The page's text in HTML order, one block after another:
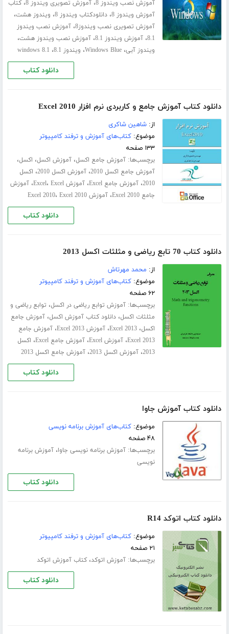
آموزش نصب ویندوز 8 ،آموزش تصویری ویندوز 8 ،کتاب
آموزش ویندوز 8 ،دانلودکتاب ویندوز 8 ، ویندوز هشت،
آموزش تصویری نصب ویندوز8 ،آموزش نصب ویندوز
8.1،آموزش ویندوز 8.1 ،آموزش نصب ویندوز هشت،
ویندوز آبی،Windows Blue، ویندوز 8.1 ، windows 8.1
دانلود کتاب
دانلود کتاب آموزش جامع و کاربردی نرم افزار Excel 2010
از:شاهین شاکری
موضوع:کتاب‌های آموزش و ترفند کامپیوتر
۱۳۳ صفحه
برچسب‌ها:آموزش جامع اکسل،آموزش اکسل، اکسل،
آموزش جامع اکسل 2010 ،آموزش اکسل 2010 ، اکسل
2010،آموزش جامع Excel ،آموزش Excel ، Excel ،آموزش
جامع Excel 2010
،آموزش Excel 2010 ، Excel 2010
دانلود کتاب
دانلود کتاب 70 تابع ریاضی و مثلثات اکسل 2013
از: محمد مهرتاش
موضوع:کتاب‌های آموزش و ترفند کامپیوتر
۶۲ صفحه
برچسب‌ها:آموزش توابع ریاضی در اکسل، توابع ریاضی و
مثلثات اکسل،دانلود کتاب آموزش اکسل،آموزش جامع
اکسل،Excel 2013،آموزش Excel 2013 ،آموزش جامع
Excel 2013،آموزش Excel ،آموزش جامع Excel ، اکسل
2013،آموزش اکسل 2013 ،آموزش جامع اکسل 2013
دانلود کتاب
دانلود کتاب آموزش جاوا
موضوع:کتاب‌های آموزش برنامه نویسی
۴۸ صفحه
برچسب‌ها:آموزش برنامه نویسی جاوا،آموزش برنامه
نویسی
دانلود کتاب
دانلود کتاب اتوکد R14
موضوع:کتاب‌های آموزش و ترفند کامپیوتر
۲۱ صفحه
برچسب‌ها:آموزش اتوکد،کتاب آموزش اتوکد
دانلود کتاب